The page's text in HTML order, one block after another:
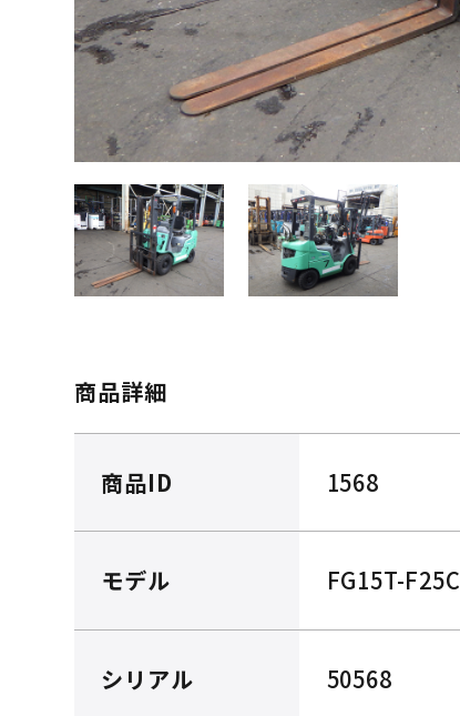
商品詳細
商品ID 1568
モデル FG15T-F25C
シリアル 50568